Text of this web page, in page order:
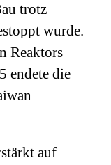
trotz
wurde.
Reaktors
endete die
auf